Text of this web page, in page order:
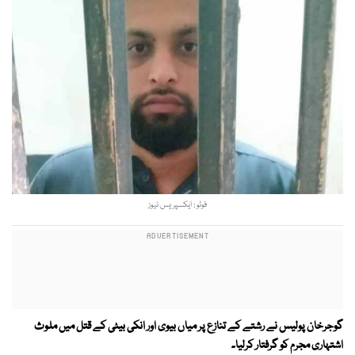
فوٹو : ایکسپریس نیوز
گوجرخان پولیس نے رشتے کے تنازع پر میاں بیوی اور انکی بیٹی کے قتل میں ملوث
اشتہاری مجرم کو گرفتار کرلیا۔